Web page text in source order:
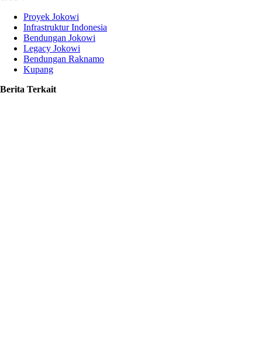
Proyek Jokowi
Infrastruktur Indonesia
Bendungan Jokowi
Legacy Jokowi
Bendungan Raknamo
Kupang
Berita Terkait